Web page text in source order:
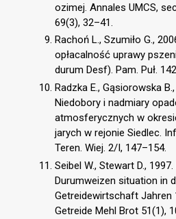
ozimej. Annales UMCS,
69(3), 32–41.
Rachoń L., Szumiło G.,
opłacalność uprawy
durum Desf). Pam. Puł.
Radzka E., Gąsiorowska
Niedobory i nadmiary
atmosferycznych w
jarych w rejonie Siedlec.
Teren. Wiej. 2/I, 147–154.
Seibel W., Stewart D.,
Durumweizen situation in
Getreidewirtschaft Jahren
Getreide Mehl Brot 51(1),